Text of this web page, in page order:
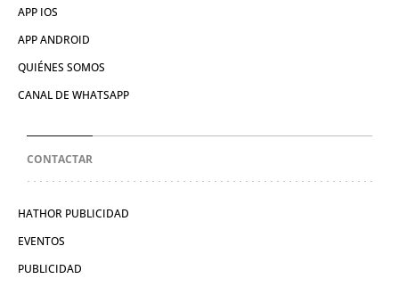
APP IOS
APP ANDROID
QUIÉNES SOMOS
CANAL DE WHATSAPP
CONTACTAR
HATHOR PUBLICIDAD
EVENTOS
PUBLICIDAD